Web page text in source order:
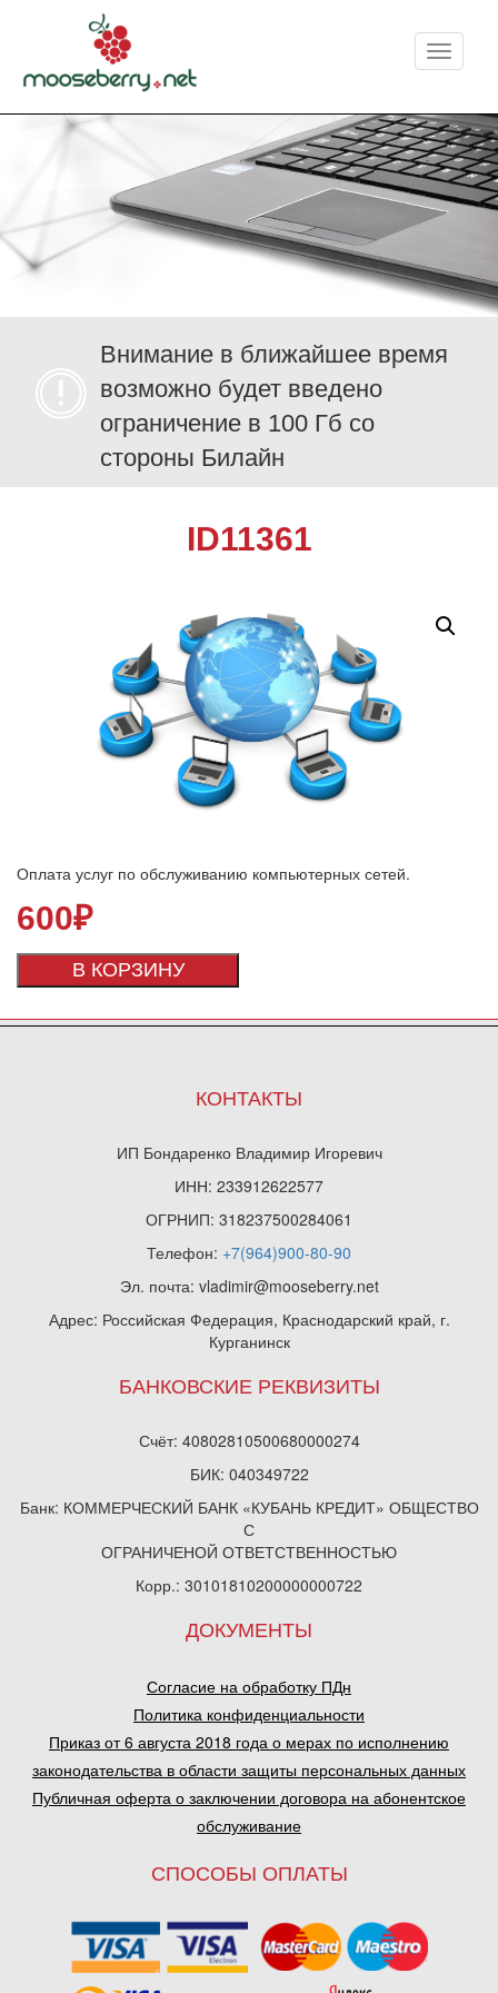
Меню
Внимание в ближайшее время
возможно будет введено
ограничение в 100 Гб со
стороны Билайн
ID11361
Оплата услуг по обслуживанию компьютерных сетей.
600₽
В КОРЗИНУ
КОНТАКТЫ
ИП Бондаренко Владимир Игоревич
ИНН: 233912622577
ОГРНИП: 318237500284061
Телефон: +7(964)900-80-90
Эл. почта: vladimir@mooseberry.net
Адрес: Российская Федерация, Краснодарский край, г.
Курганинск
БАНКОВСКИЕ РЕКВИЗИТЫ
Счёт: 40802810500680000274
БИК: 040349722
Банк: КОММЕРЧЕСКИЙ БАНК «КУБАНЬ КРЕДИТ» ОБЩЕСТВО
С
ОГРАНИЧЕНОЙ ОТВЕТСТВЕННОСТЬЮ
Корр.: 30101810200000000722
ДОКУМЕНТЫ
Согласие на обработку ПДн
Политика конфиденциальности
Приказ от 6 августа 2018 года о мерах по исполнению
законодательства в области защиты персональных данных
Публичная оферта о заключении договора на абонентское
обслуживание
СПОСОБЫ ОПЛАТЫ